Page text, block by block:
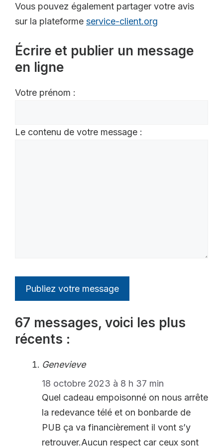
Vous pouvez également partager votre avis
sur la plateforme service-client.org
Écrire et publier un message
en ligne
Votre prénom :
Le contenu de votre message :
67 messages, voici les plus
récents :
Genevieve
18 octobre 2023 à 8 h 37 min
Quel cadeau empoisonné on nous arrête
la redevance télé et on bonbarde de
PUB ça va financièrement il vont s’y
retrouver.Aucun respect car ceux sont